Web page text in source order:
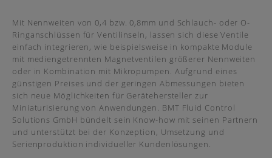
Mit Nennweiten von 0,4 bzw. 0,8mm und Schlauch- oder O-
Ringanschlüssen für Ventilinseln, lassen sich diese Ventile
einfach integrieren, wie beispielsweise in kompakte Module
mit mediengetrennten Magnetventilen größerer Nennweiten
oder in Kombination mit Mikropumpen. Aufgrund eines
günstigen Preises und der geringen Abmessungen bieten
sich neue Möglichkeiten für Gerätehersteller zur
Miniaturisierung von Anwendungen. BMT Fluid Control
Solutions GmbH bündelt sein Know-how mit seinen Partnern
und unterstützt bei der Konzeption, Umsetzung und
Serienproduktion individueller Kundenlösungen.